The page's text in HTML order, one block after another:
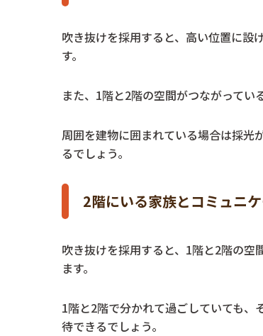
吹き抜けを採用すると、高い位置に設
す。
また、1階と2階の空間がつながってい
周囲を建物に囲まれている場合は採光
るでしょう。
2階にいる家族とコミュニ
吹き抜けを採用すると、1階と2階の空
ます。
1階と2階で分かれて過ごしていても
待できるでしょう。